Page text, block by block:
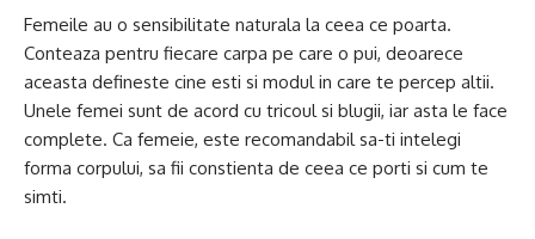
Femeile au o sensibilitate naturala la ceea ce poarta.
Conteaza pentru fiecare carpa pe care o pui, deoarece
aceasta defineste cine esti si modul in care te percep altii.
Unele femei sunt de acord cu tricoul si blugii, iar asta le face
complete. Ca femeie, este recomandabil sa-ti intelegi
forma corpului, sa fii constienta de ceea ce porti si cum te
simti.